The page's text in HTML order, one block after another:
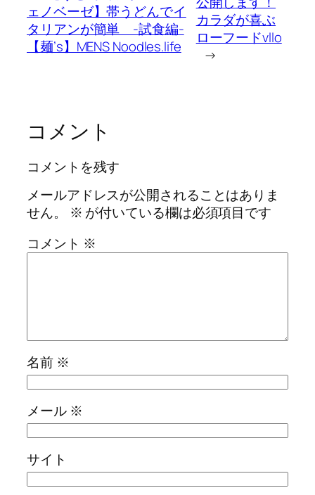
ェノベーゼ】帯うどんでイ
タリアンが簡単 -試食編-
【麺’s】MENS Noodles.life
カラダが喜ぶ
ローフードvllo
→
コメント
コメントを残す
メールアドレスが公開されることはありま
せん。
※ が付いている欄は必須項目です
コメント ※
名前 ※
メール ※
サイト